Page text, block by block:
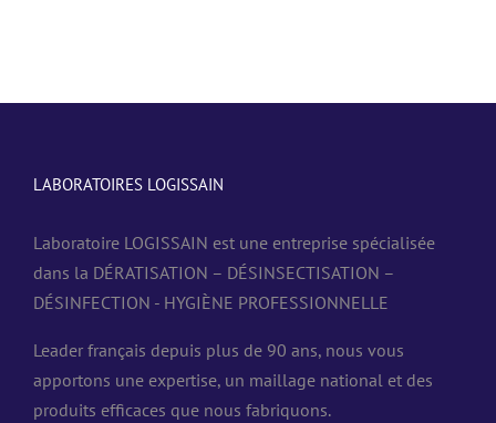
LABORATOIRES LOGISSAIN
Laboratoire LOGISSAIN est une entreprise spécialisée
dans la DÉRATISATION – DÉSINSECTISATION –
DÉSINFECTION - HYGIÈNE PROFESSIONNELLE
Leader français depuis plus de 90 ans, nous vous
apportons une expertise, un maillage national et des
produits efficaces que nous fabriquons.